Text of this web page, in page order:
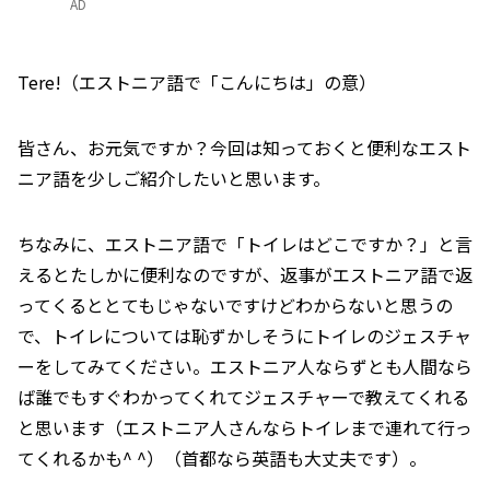
AD
Tere!（エストニア語で「こんにちは」の意）
皆さん、お元気ですか？今回は知っておくと便利なエスト
ニア語を少しご紹介したいと思います。
ちなみに、エストニア語で「トイレはどこですか？」と言
えるとたしかに便利なのですが、返事がエストニア語で返
ってくるととてもじゃないですけどわからないと思うの
で、トイレについては恥ずかしそうにトイレのジェスチャ
ーをしてみてください。エストニア人ならずとも人間なら
ば誰でもすぐわかってくれてジェスチャーで教えてくれる
と思います（エストニア人さんならトイレまで連れて行っ
てくれるかも^ ^）（首都なら英語も大丈夫です）。